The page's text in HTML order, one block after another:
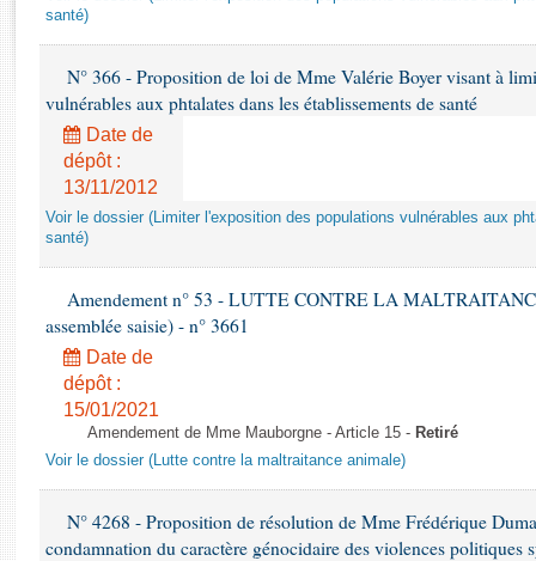
Rapports d'enquête
Baromètre de l’application des lois
Dossiers législatifs
Budget et sécurité sociale
Questions écrites et orales
Comptes rendus des débats
santé)
N° 366 - Proposition de loi de Mme Valérie Boyer visant à
vulnérables aux phtalates dans les établissements de santé
Date de
dépôt :
13/11/2012
Voir le dossier (Limiter l'exposition des populations vulnérables aux
santé)
Amendement n° 53 - LUTTE CONTRE LA
assemblée saisie) - n° 3661
Date de
dépôt :
15/01/2021
Amendement de Mme Mauborgne - Article 15 - Retiré
Voir le dossier (Lutte contre la maltraitance animale)
N° 4268 - Proposition de résolution de Mme Frédérique
condamnation du caractère génocidaire des violences politiques